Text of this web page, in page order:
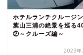
ホテルランチクルージン
葉山三浦の絶景を巡る
②～クルーズ編～
2023年